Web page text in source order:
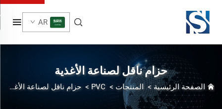
AR
حزام ناقل لصناعة الأغذية
الصفحة الرئيسية>المنتجات >
PVC
> حزام ناقل لصناعة الأغذية